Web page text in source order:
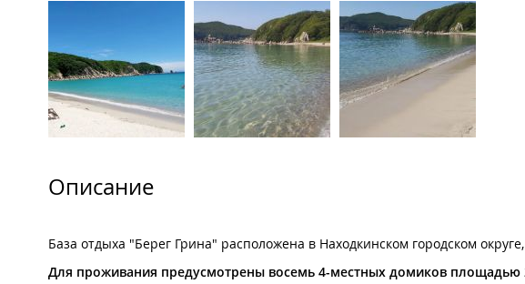
Описание
База отдыха "Берег Грина" расположена в Находкинском городском
Для проживания предусмотрены восемь 4-местных домиков площадью